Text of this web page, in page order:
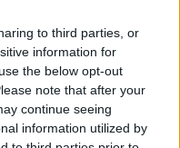
to third parties, or
information for
the below opt-out
note that after your
continue seeing
information utilized by